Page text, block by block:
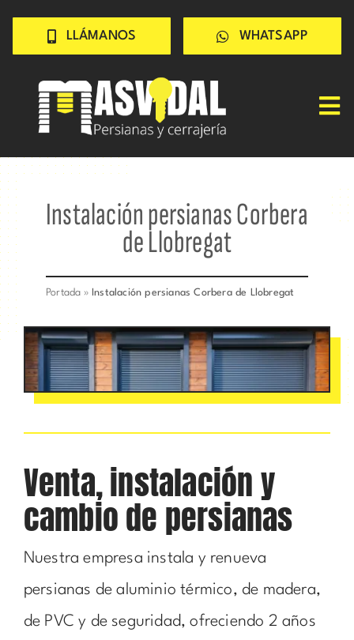
Saltar
contenido
LLÁMANOS WHATSAPP
Inicio
CERRAJERÍA
CONSEJOS
Contacto rápido
Instalación persianas Corbera
de Llobregat
Portada » Instalación persianas Corbera de Llobregat
Venta, instalación y
cambio de persianas
Nuestra empresa instala y renueva
persianas de aluminio térmico, de madera,
de PVC y de seguridad, ofreciendo 2 años